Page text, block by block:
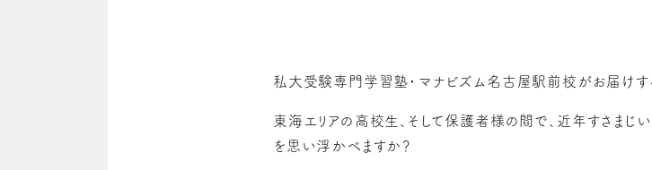
私大受験専門学習塾・マナビズム名古屋駅前校がお届けす
東海エリアの高校生、そして保護者様の間で、近年すさまじ
を思い浮かべますか？